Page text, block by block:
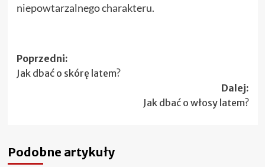
niepowtarzalnego charakteru.
Zobacz
wpisy
Poprzedni:
Jak dbać o skórę latem?
Dalej:
Jak dbać o włosy latem?
Podobne artykuły